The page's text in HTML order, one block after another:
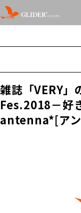
雑誌「VERY」
Fes.2018－好
antenna*[アン